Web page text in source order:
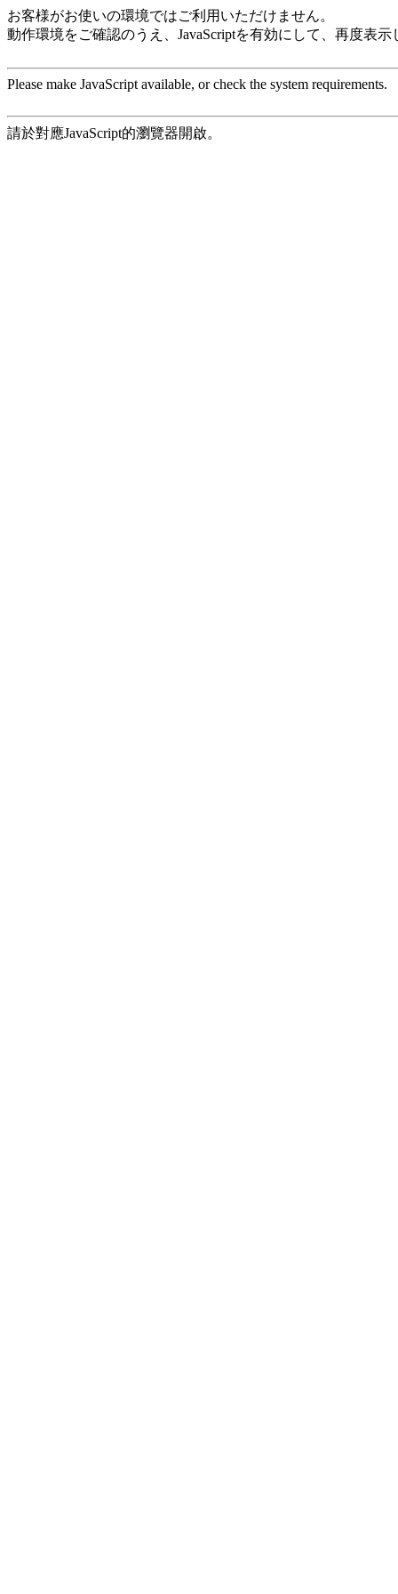
お客様がお使いの環境ではご利用いただけません。
動作環境をご確認のうえ、JavaScriptを有効にして、再度表
Please make JavaScript available, or check the system requirements.
請於對應JavaScript的瀏覽器開啟。